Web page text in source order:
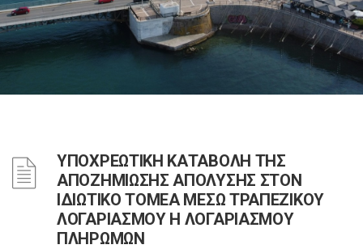
YΠΟΧΡΕΩΤΙΚΗ ΚΑΤΑΒΟΛΗ ΤΗΣ
ΑΠΟΖΗΜΙΩΣΗΣ ΑΠΟΛΥΣΗΣ ΣΤΟΝ
ΙΔΙΩΤΙΚΟ ΤΟΜΕΑ ΜΕΣΩ ΤΡΑΠΕΖΙΚΟΥ
ΛΟΓΑΡΙΑΣΜΟΥ Η ΛΟΓΑΡΙΑΣΜΟΥ
ΠΛΗΡΩΜΩΝ